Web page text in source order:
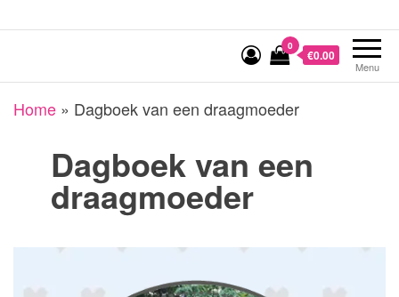
Menu
0
€0.00
Home » Dagboek van een draagmoeder
Dagboek van een
draagmoeder